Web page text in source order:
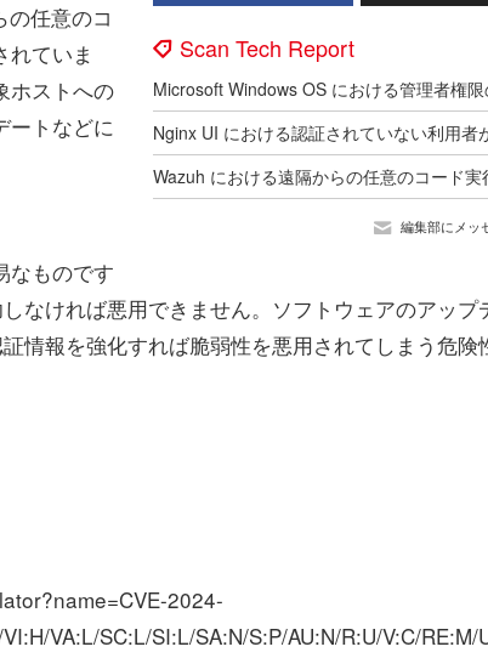
Scan Tech Report
編集部にメッ
任意のコ
れていま
ホストへの
ートなどに
なものです
なければ悪用できません。ソフトウェアのアップ
情報を強化すれば脆弱性を悪用されてしまう危険
2024-
VA:L/SC:L/SI:L/SA:N/S:P/AU:N/R:U/V:C/